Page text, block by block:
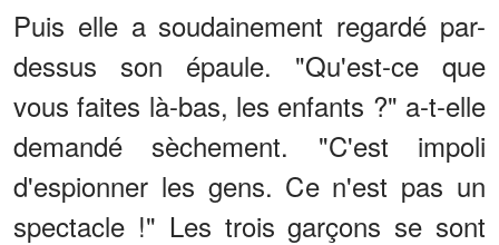
Puis elle a soudainement regardé par-
dessus son épaule. "Qu'est-ce que
vous faites là-bas, les enfants ?" a-t-elle
demandé sèchement. "C'est impoli
d'espionner les gens. Ce n'est pas un
spectacle !" Les trois garçons se sont